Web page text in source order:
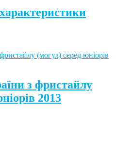
з фристайлу
2013